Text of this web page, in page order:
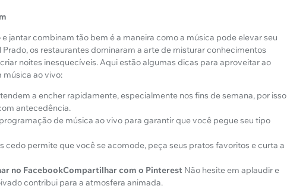
jantar combinam tão bem é a maneira como a música pode elevar seu
Prado, os restaurantes dominaram a arte de misturar conhecimentos
noites inesquecíveis. Aqui estão algumas dicas para aproveitar ao
música ao vivo:
a encher rapidamente, especialmente nos fins de semana, por isso
antecedência.
de música ao vivo para garantir que você pegue seu tipo
cedo permite que você se acomode, peça seus pratos favoritos e curta a
no FacebookCompartilhar com o Pinterest Não hesite em aplaudir e
contribui para a atmosfera animada.